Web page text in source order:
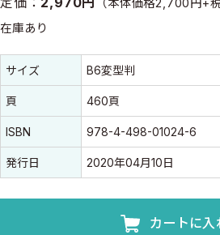
（本体価格2,700円+税
在庫あり
書誌情報
書誌情報
サイズ B6変型判
頁 460頁
ISBN 978-4-498-01024-6
発行日 2020年04月10日
カートに入